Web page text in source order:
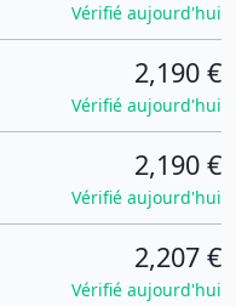
Vérifié aujourd'hui
2,190 €
Vérifié aujourd'hui
2,190 €
Vérifié aujourd'hui
2,207 €
Vérifié aujourd'hui